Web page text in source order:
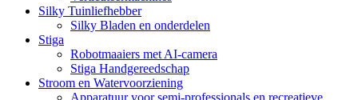
Silky Tuinliefhebber
Silky Bladen en onderdelen
Stiga
Robotmaaiers met AI-camera
Stiga Handgereedschap
Stroom en Watervoorziening
Apparatuur voor semi-professionals en recreatieve